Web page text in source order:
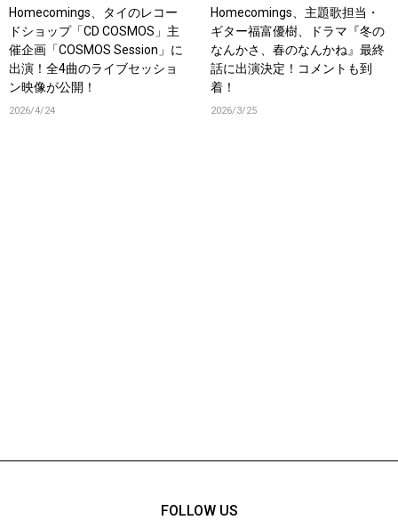
Homecomings、タイのレコー
ドショップ「CD COSMOS」主
催企画「COSMOS Session」に
出演！全4曲のライブセッショ
ン映像が公開！
2026/4/24
Homecomings、主題歌担当・
ギター福富優樹、ドラマ『冬の
なんかさ、春のなんかね』最終
話に出演決定！コメントも到
着！
2026/3/25
FOLLOW US